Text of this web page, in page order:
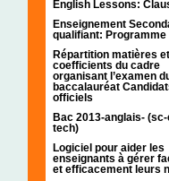
English Lessons:
Enseignement
qualifiant: Programme
Répartition matières et
coefficients du cadre
organisant l’examen
baccalauréat
officiels
Bac 2013-anglais-
tech)
Logiciel pour aider les
enseignants à gérer
et efficacement leurs